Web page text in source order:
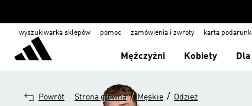
wyszukiwarka sklepów pomoc zamówienia i zwroty karta
Mężczyźni Kobiety
Powrót Strona główna / Męskie / Odzież